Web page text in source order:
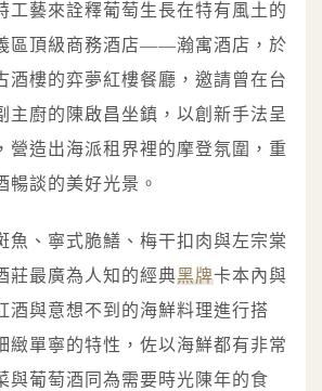
工藝來詮釋葡萄生長在特有風土的
區頂級商務酒店——瀚寓酒店，於
酒樓的弈夢紅樓餐廳，邀請曾在台
主廚的陳啟昌坐鎮，以創新手法呈
營造出海派租界裡的摩登氛圍，重
暢談的美好光景。
魚、寧式脆鱔、梅干扣肉與左宗棠
莊最廣為人知的經典黑牌卡本內與
酒與意想不到的海鮮料理進行搭
緻單寧的特性，佐以海鮮都有非常
與葡萄酒同為需要時光陳年的食